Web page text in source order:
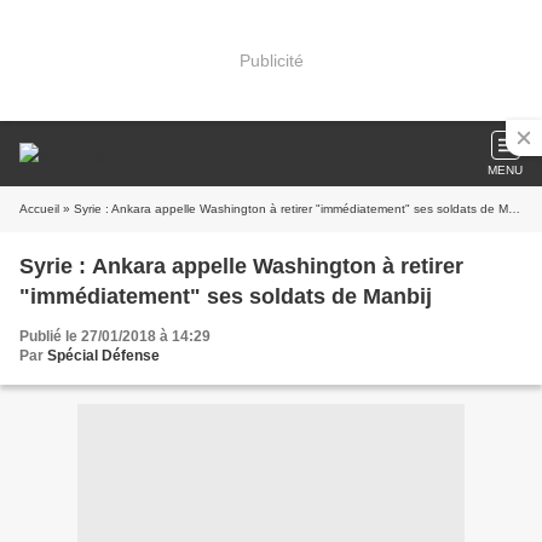
Publicité
MENU
Accueil » Syrie : Ankara appelle Washington à retirer "immédiatement" ses soldats de Manbij
Syrie : Ankara appelle Washington à retirer
"immédiatement" ses soldats de Manbij
Publié le 27/01/2018 à 14:29
Par Spécial Défense